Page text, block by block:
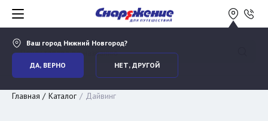
Ваш город Нижний Новгород?
ДА, ВЕРНО НЕТ, ДРУГОЙ
Главная Каталог Дайвинг